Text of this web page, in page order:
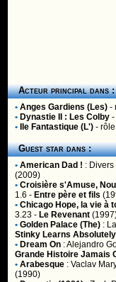
Acteur principal dans :
• Anges Gardiens (Les) -
• Dynastie II : Les Colby
•
Ile Fantastique (L') -
Guest star dans :
• American Dad ! :
(2009)
• Croisière s'Amuse,
1.6 - Entre père et fils
• Chicago Hope, la vie à
3.23 - Le Revenant
• Golden Palace (The) :
Stinky Learns
• Dream On :Alejandro
Grande Histoire Jamais
• Arabesque :Vaclav
(1990)